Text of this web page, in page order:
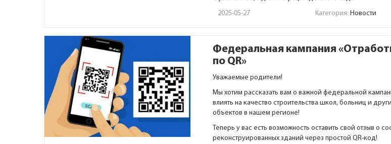
2025-05-27
Категория:Новости
Федеральная кампания
по QR»
Уважаемые родители!
Мы хотим рассказать вам о важной федеральной
влиять на качество строительства школ, больниц и
объектов в нашем регионе!
Теперь у вас есть возможность оставить свой отзыв о
реконструированных зданий через простой QR-код!